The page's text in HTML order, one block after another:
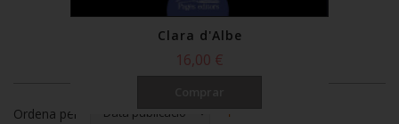
Clara d'Albe
16,00 €
Ordena per